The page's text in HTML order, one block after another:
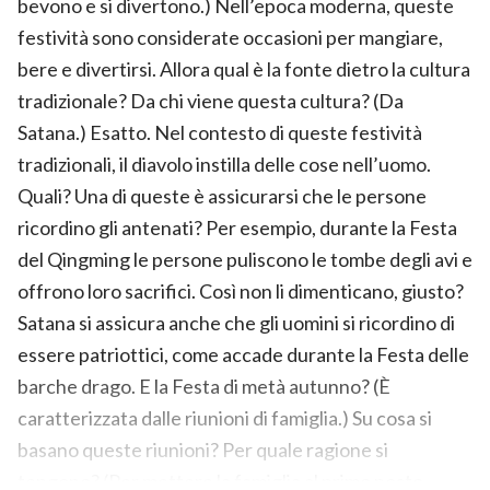
bevono e si divertono.) Nell’epoca moderna, queste
festività sono considerate occasioni per mangiare,
bere e divertirsi. Allora qual è la fonte dietro la cultura
tradizionale? Da chi viene questa cultura? (Da
Satana.) Esatto. Nel contesto di queste festività
tradizionali, il diavolo instilla delle cose nell’uomo.
Quali? Una di queste è assicurarsi che le persone
ricordino gli antenati? Per esempio, durante la Festa
del Qingming le persone puliscono le tombe degli avi e
offrono loro sacrifici. Così non li dimenticano, giusto?
Satana si assicura anche che gli uomini si ricordino di
essere patriottici, come accade durante la Festa delle
barche drago. E la Festa di metà autunno? (È
caratterizzata dalle riunioni di famiglia.) Su cosa si
basano queste riunioni? Per quale ragione si